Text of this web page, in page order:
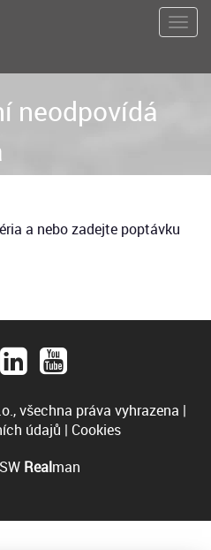
neodpovídá
a nebo zadejte poptávku
všechna práva vyhrazena |
údajů | Cookies
Realman